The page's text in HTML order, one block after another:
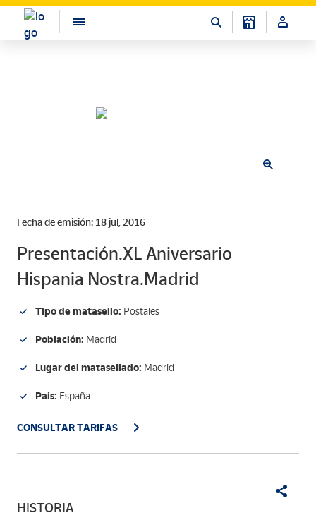
Fecha de emisión: 18 jul, 2016
Presentación.XL Aniversario
Hispania Nostra.Madrid
Tipo de matasello: Postales
Población: Madrid
Lugar del matasellado: Madrid
País: España
CONSULTAR TARIFAS
HISTORIA